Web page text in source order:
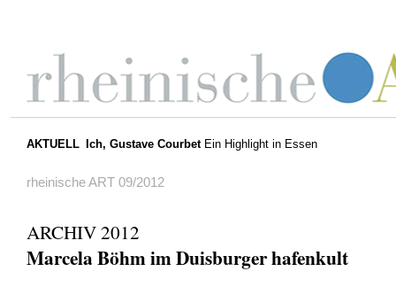
AKTUELL Ich, Gustave CourbetEin Highlight in Essen
rheinische ART 09/2012
ARCHIV 2012
Marcela Böhm im Duisburger hafenkult